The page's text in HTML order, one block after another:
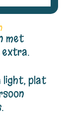
met
extra.
light, plat